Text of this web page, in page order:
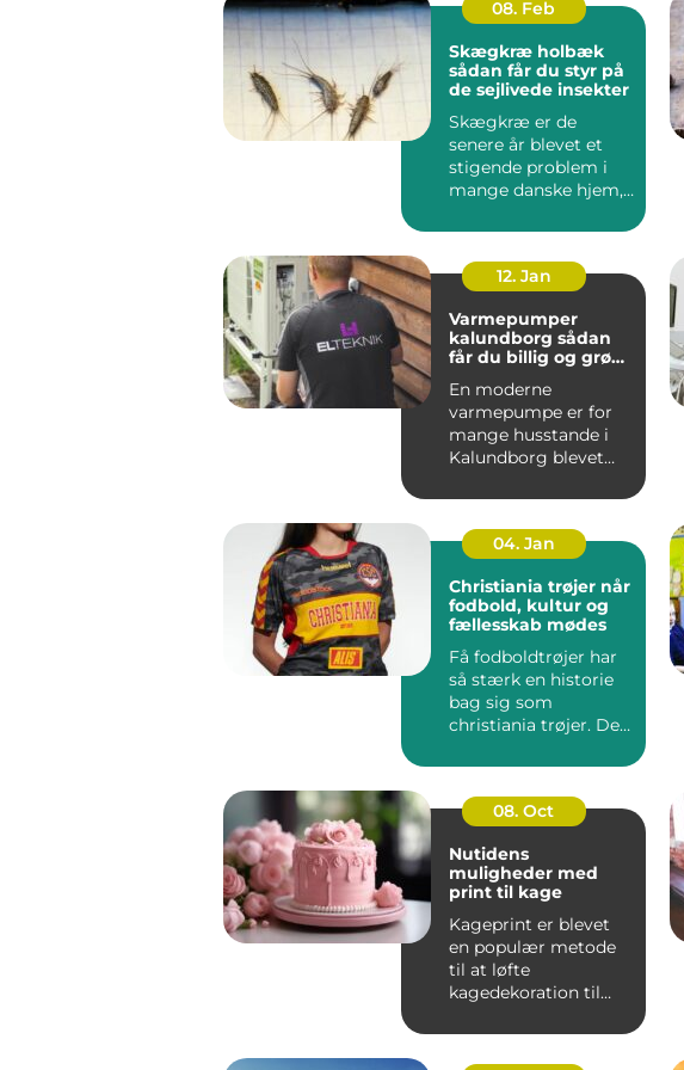
08. Feb
Skægkræ holbæk
sådan får du styr på
de sejlivede insekter
Skægkræ er de
senere år blevet et
stigende problem i
mange danske hjem,
undtagels...
12. Jan
Varmepumper
kalundborg sådan
får du billig og grøn
En moderne
varmepumpe er for
mange husstande i
Kalundborg blevet
varmeregning...
04. Jan
Christiania trøjer når
fodbold, kultur og
fællesskab mødes
Få fodboldtrøjer har
så stærk en historie
bag sig som
christiania trøjer. De
far...
08. Oct
Nutidens
muligheder med
print til kage
Kageprint er blevet
en populær metode
til at løfte
kagedekoration til